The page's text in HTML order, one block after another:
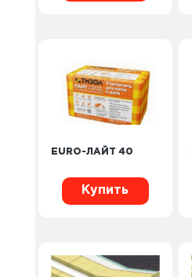
EURO-ЛАЙТ 40
Купить